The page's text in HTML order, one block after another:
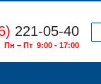
221-05-40
Пн – Пт 9:00 - 17:00